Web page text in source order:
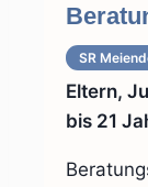
SR
Eltern,
bis 21